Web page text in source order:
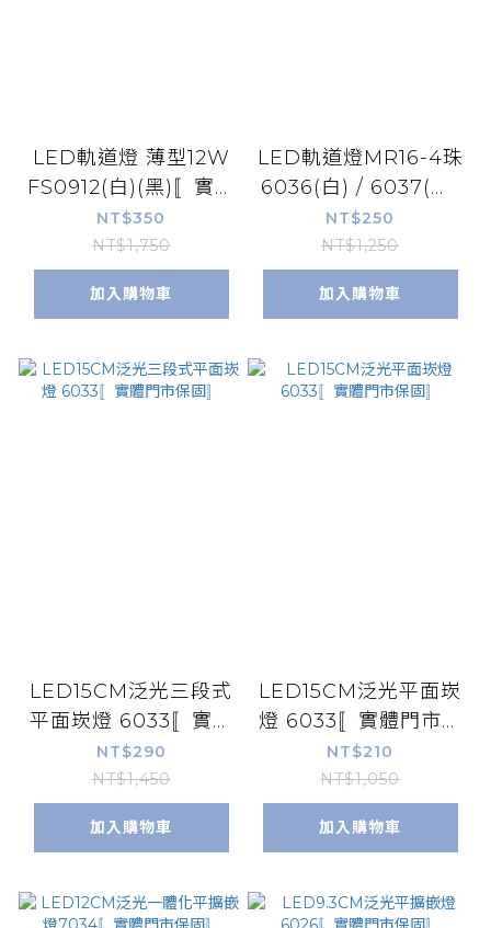
LED軌道燈 薄型12W
FS0912(白)(黑)〚實體
門市保固〛
NT$350
NT$1,750
加入購物車
LED軌道燈MR16-4珠
6036(白) / 6037(黑)
〚實體門市保固〛
NT$250
NT$1,250
加入購物車
LED15CM泛光三段式
平面崁燈 6033〚實體
門市保固〛
NT$290
NT$1,450
加入購物車
LED15CM泛光平面崁
燈 6033〚實體門市保
固〛
NT$210
NT$1,050
加入購物車